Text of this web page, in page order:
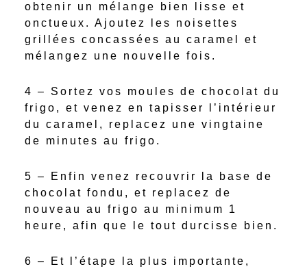
obtenir un mélange bien lisse et
onctueux. Ajoutez les noisettes
grillées concassées au caramel et
mélangez une nouvelle fois.
4 – Sortez vos moules de chocolat du
frigo, et venez en tapisser l’intérieur
du caramel, replacez une vingtaine
de minutes au frigo.
5 – Enfin venez recouvrir la base de
chocolat fondu, et replacez de
nouveau au frigo au minimum 1
heure, afin que le tout durcisse bien.
6 – Et l’étape la plus importante,